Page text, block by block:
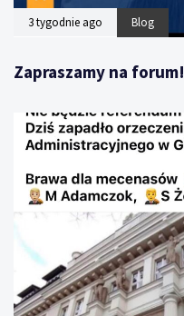
3 tygodnie ago Blog
Zapraszamy na forum!